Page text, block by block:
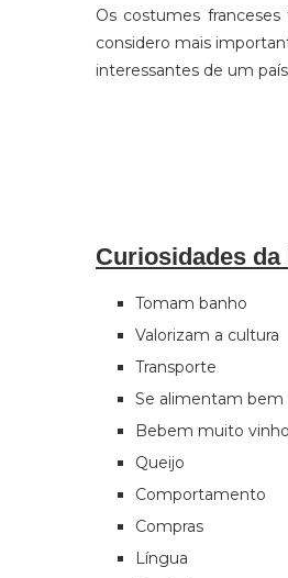
Os costumes
considero mais
interessantes de um
Curiosidades
Tomam banho
Valorizam a cultura
Transporte
Se alimentam bem
Bebem muito vinho
Queijo
Comportamento
Compras
Língua